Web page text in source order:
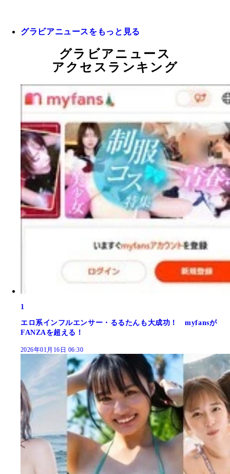
グラビアニュースをもっと見る
グラビアニュース
アクセスランキング
1
エロ系インフルエンサー・るるたんも大成功！ myfansが
FANZAを超える！
2026年01月16日 06:30